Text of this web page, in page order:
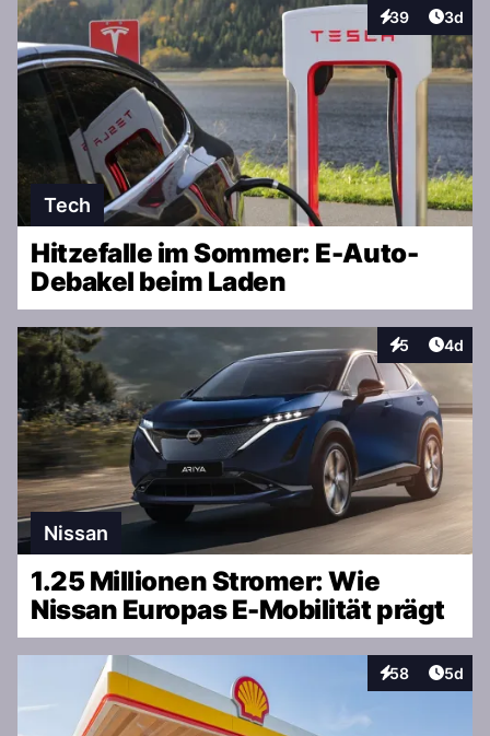
39
Interaktionen
3d
Tech
Hitzefalle im Sommer: E-Auto-
Debakel beim Laden
5
Interaktionen
4d
Nissan
1.25 Millionen Stromer: Wie
Nissan Europas E-Mobilität prägt
58
Interaktionen
5d